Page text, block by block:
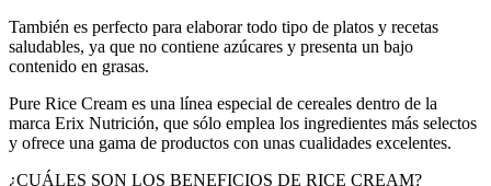
También es perfecto para elaborar todo tipo de platos y recetas
saludables, ya que no contiene azúcares y presenta un bajo
contenido en grasas.
Pure Rice Cream es una línea especial de cereales dentro de la
marca Erix Nutrición, que sólo emplea los ingredientes más selectos
y ofrece una gama de productos con unas cualidades excelentes.
¿CUÁLES SON LOS BENEFICIOS DE RICE CREAM?